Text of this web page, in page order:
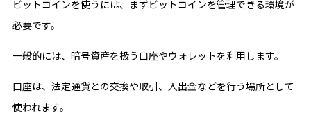
ビットコインを使うには、まずビットコインを管理できる環境が
必要です。
一般的には、暗号資産を扱う口座やウォレットを利用します。
口座は、法定通貨との交換や取引、入出金などを行う場所として
使われます。